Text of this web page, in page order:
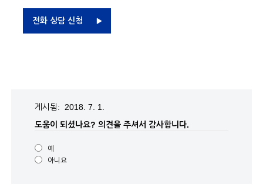
전화 상담 신청
게시됨: 2018. 7. 1.
도움이 되셨나요? 의견을 주셔서 감사합니다.
예
아니요